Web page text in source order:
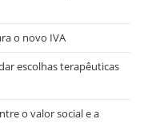
o novo IVA
escolhas terapêuticas
o valor social e a